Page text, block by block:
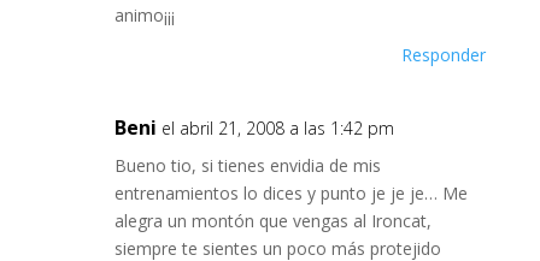
animo¡¡¡
Responder
Beni el abril 21, 2008 a las 1:42 pm
Bueno tio, si tienes envidia de mis
entrenamientos lo dices y punto je je je… Me
alegra un montón que vengas al Ironcat,
siempre te sientes un poco más protejido